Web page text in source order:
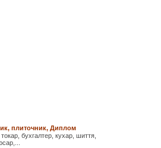
плиточник, Диплом
бухгалтер, кухар, шиття,